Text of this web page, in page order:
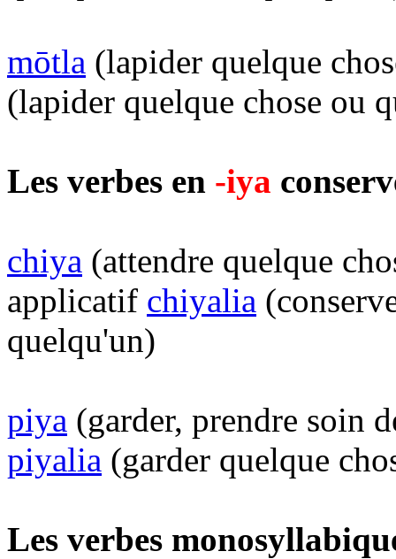
mōtla (lapider quelque
(lapider quelque chose ou
Les verbes en -iya
chiya (attendre quelque
applicatif chiyalia
quelqu'un)
piya (garder, prendre soin
piyalia (garder quelque
Les verbes